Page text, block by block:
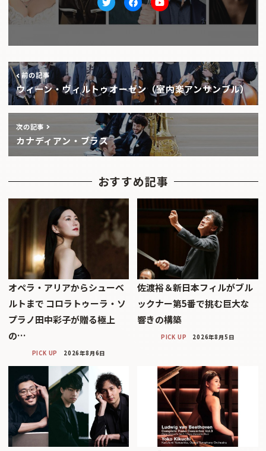
TwitterfacebookYoutube
前の記事
ウィーン・ヴィルトゥオーゼン（室内楽アンサンブル）
次の記事
カナディアン・ブラス
おすすめ記事
オペラ・アリアからシューベ
ルトまで コロラトゥーラ・ソ
プラノ田中彩子が贈る極上
の…
PICK UP 2026年8月6日
佐渡裕＆新日本フィルがブル
ックナー第5番で挑む巨大な
響きの構築
PICK UP 2026年8月5日